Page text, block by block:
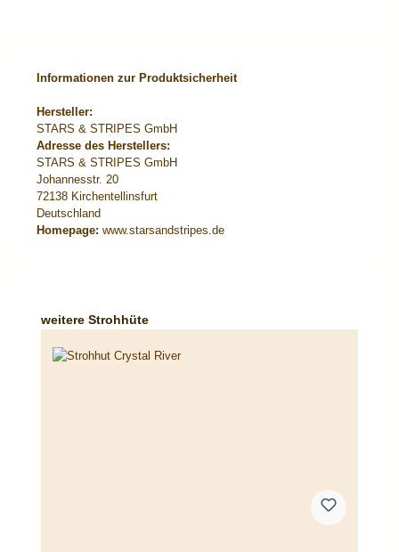
Informationen zur Produktsicherheit
Hersteller:
STARS & STRIPES GmbH
Adresse des Herstellers:
STARS & STRIPES GmbH
Johannesstr. 20
72138 Kirchentellinsfurt
Deutschland
Homepage: www.starsandstripes.de
Produktgalerie überspringen
weitere Strohhüte